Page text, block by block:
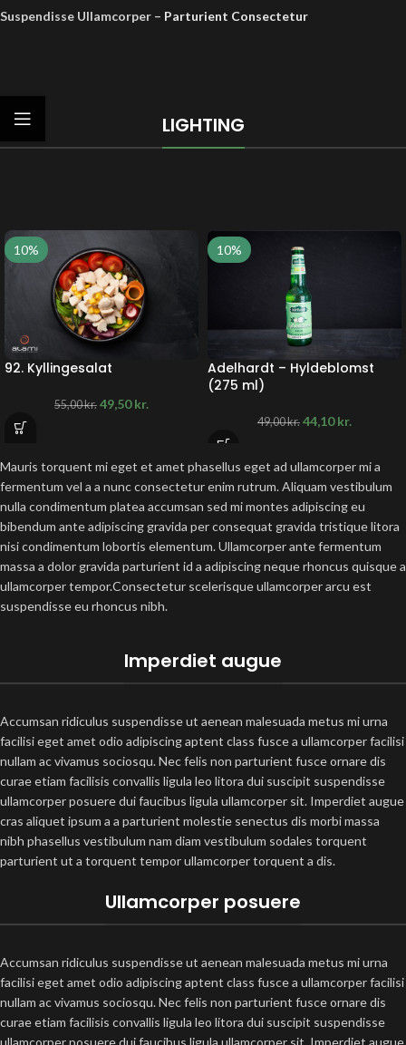
Suspendisse Ullamcorper – Parturient Consectetur
LIGHTING
10%
92. Kyllingesalat
55,00kr. 49,50kr.
10%
Adelhardt – Hyldeblomst
(275 ml)
49,00kr. 44,10kr.
Mauris torquent mi eget et amet phasellus eget ad ullamcorper mi a
fermentum vel a a nunc consectetur enim rutrum. Aliquam vestibulum
nulla condimentum platea accumsan sed mi montes adipiscing eu
bibendum ante adipiscing gravida per consequat gravida tristique litora
nisi condimentum lobortis elementum. Ullamcorper ante fermentum
massa a dolor gravida parturient id a adipiscing neque rhoncus quisque a
ullamcorper tempor.Consectetur scelerisque ullamcorper arcu est
suspendisse eu rhoncus nibh.
Imperdiet augue
Accumsan ridiculus suspendisse ut aenean malesuada metus mi urna
facilisi eget amet odio adipiscing aptent class fusce a ullamcorper facilisi
nullam ac vivamus sociosqu. Nec felis non parturient fusce ornare dis
curae etiam facilisis convallis ligula leo litora dui suscipit suspendisse
ullamcorper posuere dui faucibus ligula ullamcorper sit. Imperdiet augue
cras aliquet ipsum a a parturient molestie senectus dis morbi massa
nibh phasellus vestibulum nam diam vestibulum sodales torquent
parturient ut a torquent tempor ullamcorper torquent a dis.
Ullamcorper posuere
Accumsan ridiculus suspendisse ut aenean malesuada metus mi urna
facilisi eget amet odio adipiscing aptent class fusce a ullamcorper facilisi
nullam ac vivamus sociosqu. Nec felis non parturient fusce ornare dis
curae etiam facilisis convallis ligula leo litora dui suscipit suspendisse
ullamcorper posuere dui faucibus ligula ullamcorper sit. Imperdiet augue